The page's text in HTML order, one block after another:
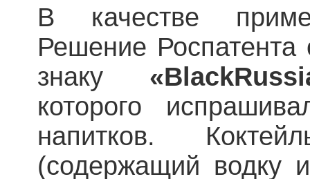
В качестве
Решение Роспатента
знаку «Black
которого
напитков.
(содержащий водку